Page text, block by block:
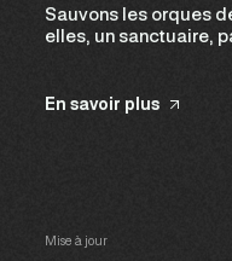
Sauvons les orques
elles, un sanctuaire,
En savoir plus
Mise à jour